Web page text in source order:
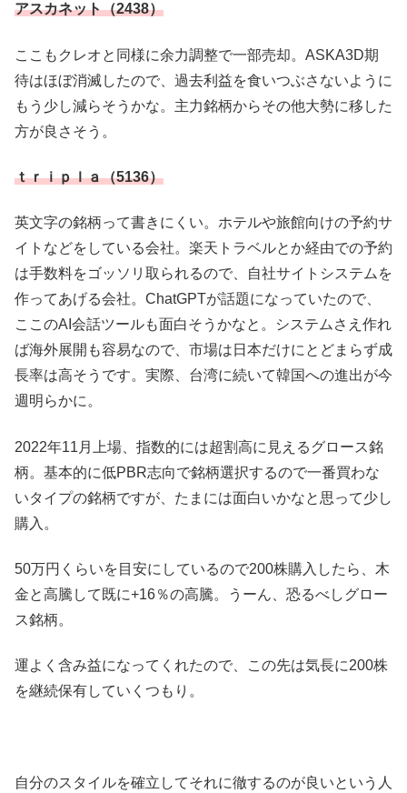
アスカネット（2438）
ここもクレオと同様に余力調整で一部売却。ASKA3D期
待はほぼ消滅したので、過去利益を食いつぶさないように
もう少し減らそうかな。主力銘柄からその他大勢に移した
方が良さそう。
ｔｒｉｐｌａ（5136）
英文字の銘柄って書きにくい。ホテルや旅館向けの予約サ
イトなどをしている会社。楽天トラベルとか経由での予約
は手数料をゴッソリ取られるので、自社サイトシステムを
作ってあげる会社。ChatGPTが話題になっていたので、
ここのAI会話ツールも面白そうかなと。システムさえ作れ
ば海外展開も容易なので、市場は日本だけにとどまらず成
長率は高そうです。実際、台湾に続いて韓国への進出が今
週明らかに。
2022年11月上場、指数的には超割高に見えるグロース銘
柄。基本的に低PBR志向で銘柄選択するので一番買わな
いタイプの銘柄ですが、たまには面白いかなと思って少し
購入。
50万円くらいを目安にしているので200株購入したら、木
金と高騰して既に+16％の高騰。うーん、恐るべしグロー
ス銘柄。
運よく含み益になってくれたので、この先は気長に200株
を継続保有していくつもり。
自分のスタイルを確立してそれに徹するのが良いという人